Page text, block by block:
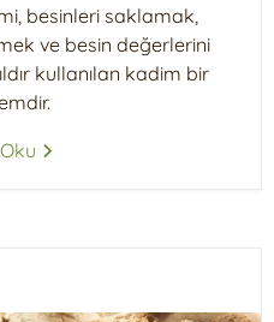
besinleri saklamak,
ve besin değerlerini
kullanılan kadim bir